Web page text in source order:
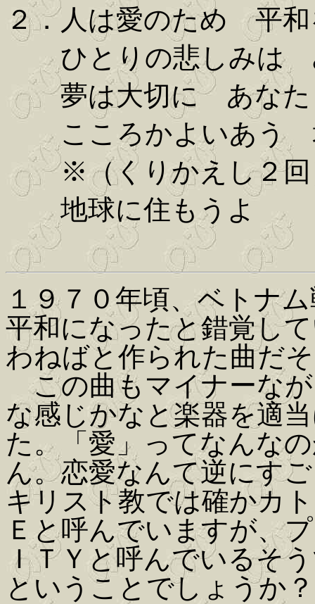
２．人は愛のため 平
ひとりの悲しみは
夢は大切に あなた
こころかよいあう
※（くりかえし２回
地球に住もうよ
１９７０年頃、ベトナ
平和になったと錯覚し
わねばと作られた曲だ
この曲もマイナーな
な感じかなと楽器を適
た。「愛」ってなんな
ん。恋愛なんて逆にす
キリスト教では確かカ
Ｅと呼んでいますが、
ＩＴＹと呼んでいるそ
ということでしょうか